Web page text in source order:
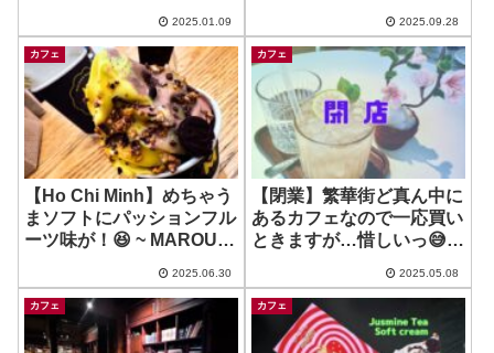
2025.01.09 2025.09.28
カフェ
【Ho Chi Minh】めちゃう
まソフトにパッションフル
ーツ味が！😆 ~ MAROU –
2025.06.30
カフェ
【閉業】繁華街ど真ん中に
あるカフェなので一応買い
ときますが…惜しいっ😅 ~
2025.05.08
カフェ カフェ